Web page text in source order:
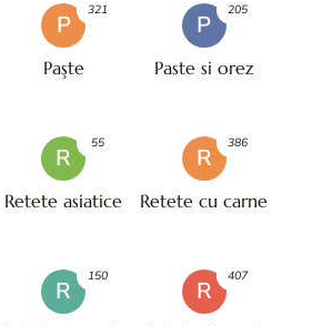
P
Paşte
321
P
Paste si orez
205
R
Retete asiatice
55
R
Retete cu carne
386
R
150
R
407